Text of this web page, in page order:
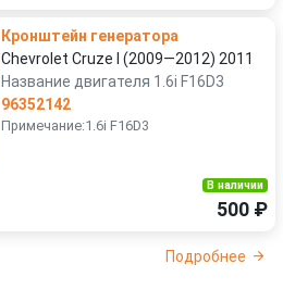
Кронштейн генератора
Chevrolet Cruze I (2009—2012) 2011
Название двигателя 1.6i F16D3
96352142
Примечание:1.6i F16D3
В наличии
500 ₽
Подробнее